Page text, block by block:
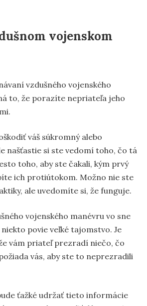
vojenskom
vzdušného vojenského
to, že porazíte nepriateľa jeho
váš súkromný alebo
našťastie si ste vedomí toho, čo tá
toho, aby ste čakali, kým prvý
ich protiútokom. Možno nie ste
ale uvedomíte si, že funguje.
vojenského manévru vo sne
povie veľké tajomstvo. Je
vám priateľ prezradí niečo, čo
vás, aby ste to neprezradili
ťažké udržať tieto informácie